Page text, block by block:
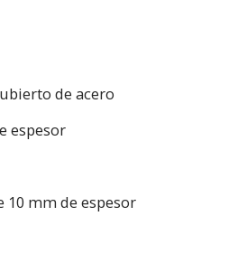
de acero
espesor
10 mm de espesor